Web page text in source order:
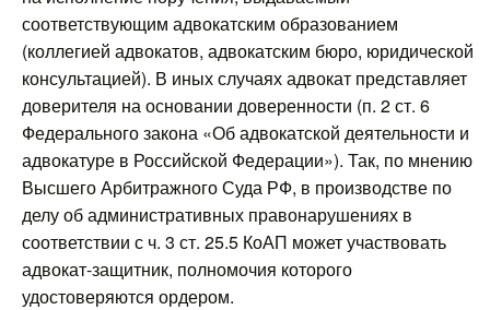
соответствующим адвокатским образованием
(коллегией адвокатов, адвокатским бюро, юридической
консультацией). В иных случаях адвокат представляет
доверителя на основании доверенности (п. 2 ст. 6
Федерального закона «Об адвокатской деятельности и
адвокатуре в Российской Федерации»). Так, по мнению
Высшего Арбитражного Суда РФ, в производстве по
делу об административных правонарушениях в
соответствии с ч. 3 ст. 25.5 КоАП может участвовать
адвокат-защитник, полномочия которого
удостоверяются ордером.